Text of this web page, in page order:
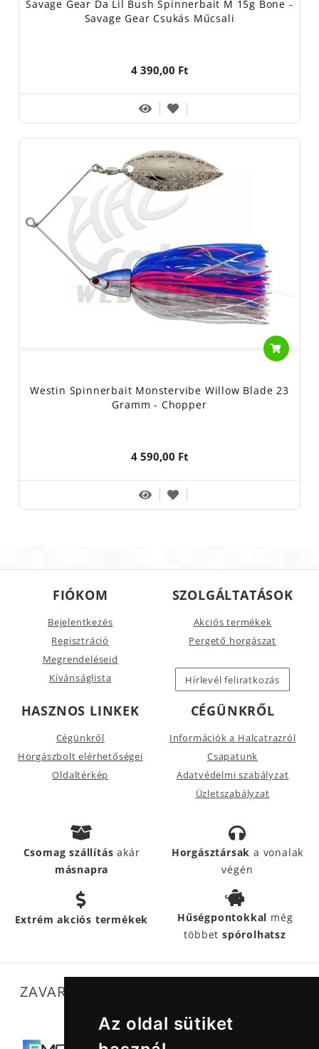
Az oldal sütiket
Savage Gear Da Lil Bush Spinnerbait M 15g Bone -
Savage Gear Csukás Műcsali
4 390,00 Ft
Westin Spinnerbait Monstervibe Willow Blade 23
Gramm - Chopper
4 590,00 Ft
FIÓKOM
Bejelentkezés
Regisztráció
Megrendeléseid
Kívánságlista
SZOLGÁLTATÁSOK
Akciós termékek
Pergető horgászat
Hírlevél feliratkozás
HASZNOS LINKEK
Cégünkről
Horgászbolt elérhetőségei
Oldaltérkép
CÉGÜNKRŐL
Információk a Halcatrazról
Csapatunk
Adatvédelmi szabályzat
Üzletszabályzat
Csomag szállításakár
másnapra
Horgásztársak a vonalak
végén
Extrém akciós termékek Hűségpontokkal még
többetspórolhatsz
ZAVARTALAN MŰKÖDÉSÜNKET SEGÍTIK